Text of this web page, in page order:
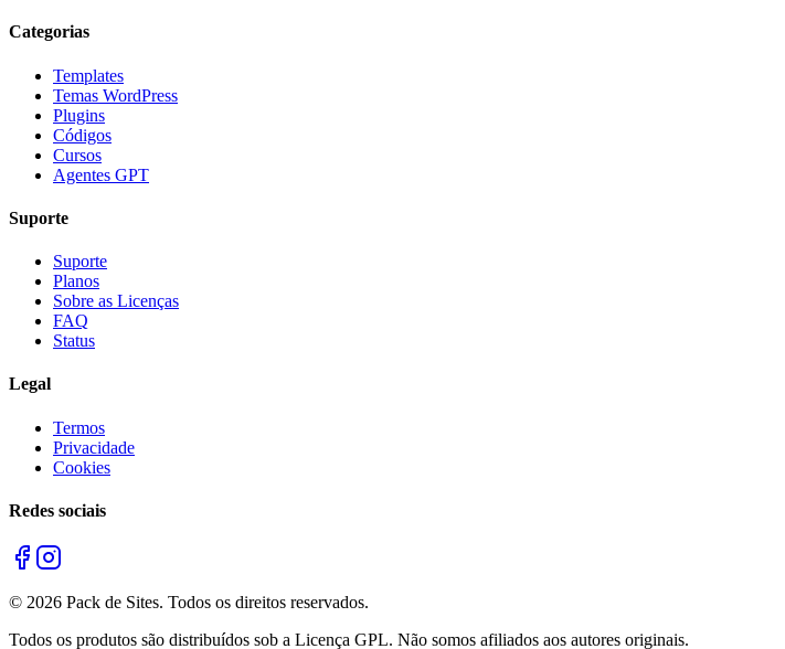
Categorias
Templates
Temas WordPress
Plugins
Códigos
Cursos
Agentes GPT
Suporte
Suporte
Planos
Sobre as Licenças
FAQ
Status
Legal
Termos
Privacidade
Cookies
Redes sociais
© 2026 Pack de Sites. Todos os direitos reservados.
Todos os produtos são distribuídos sob a Licença GPL. Não somos afiliados aos autores originais.